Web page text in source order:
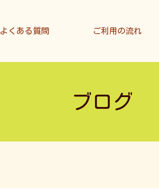
よくある質問 ご利用の流れ
ブログ